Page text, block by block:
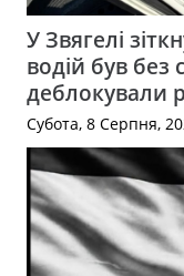
У Звягелі
водій був без
деблокували
Субота, 8 Серпня,